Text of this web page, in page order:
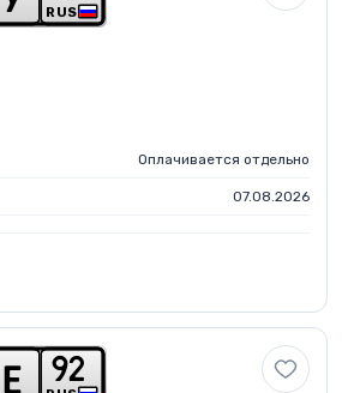
RUS
Оплачивается отдельно
07.08.2026
e 92